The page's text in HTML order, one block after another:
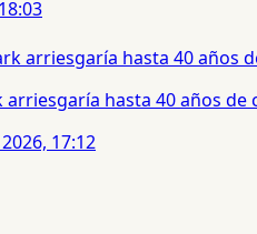
hasta 40 años
17:12